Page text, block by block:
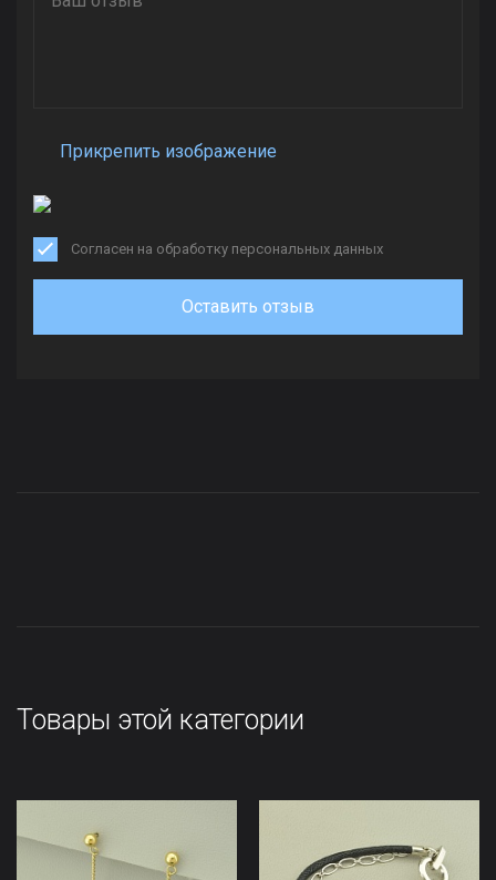
Прикрепить изображение
Согласен на обработку персональных данных
Оставить отзыв
Товары этой категории